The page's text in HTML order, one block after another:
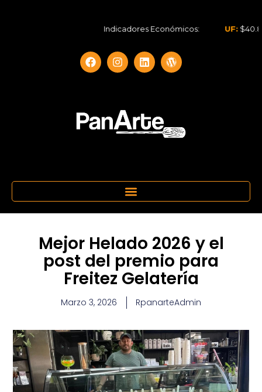
Indicadores Económicos: UF: $40.844,79
Mejor Helado 2026 y el
post del premio para
Freitez Gelatería
Marzo 3, 2026 RpanarteAdmin